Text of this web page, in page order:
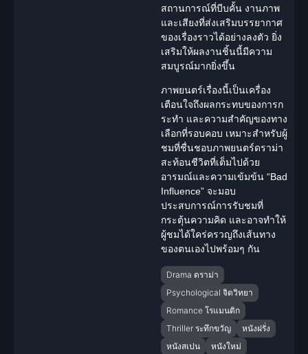
สถานการณ์ที่บีบคั้น งานภาพ
และเสียงที่ส่งเสริมบรรยากาศ
ของเรื่องราวได้อย่างลงตัว ยิ่ง
เสริมให้ผลงานชิ้นนี้มีความ
สมบูรณ์มากยิ่งขึ้น
ภาพยนตร์เรื่องนี้เป็นเครื่อง
เตือนใจถึงผลกระทบของการก
ระทำ และความสำคัญของทาง
เลือกที่รอบคอบ เหมาะสำหรับผู้
ชมที่ชื่นชอบภาพยนตร์ดราม่า
สะท้อนชีวิตที่เต็มไปด้วย
อารมณ์และความเข้มข้น “Bad
Influence” จะมอบ
ประสบการณ์การรับชมที่
กระตุ้นความคิด และอาจทำให้
ผู้ชมได้ใคร่ครวญถึงเส้นทาง
ของตนเองไปพร้อมๆ กัน
Drama ดราม่า
Psychological จิตวิทยา
Romance โรแมนติก
Thriller ระทึกขวัญ
หนังฝรั่ง
หนังสเปน
หนังใหม่